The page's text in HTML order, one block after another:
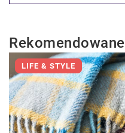
Rekomendowane
LIFE & STYLE